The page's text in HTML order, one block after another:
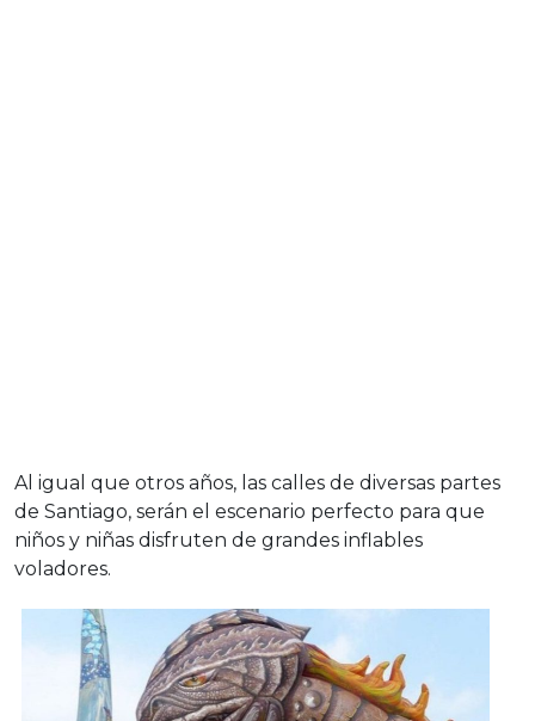
Al igual que otros años, las calles de diversas partes
de Santiago, serán el escenario perfecto para que
niños y niñas disfruten de grandes inflables
voladores.